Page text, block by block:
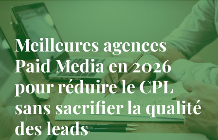
Meilleures agences
Paid Media en 2026
pour réduire le CPL
sans sacrifier la qualité
des leads